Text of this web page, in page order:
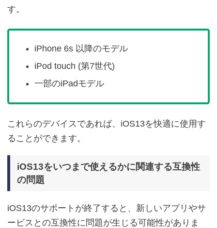
す。
iPhone 6s 以降のモデル
iPod touch (第7世代)
一部のiPadモデル
これらのデバイスであれば、iOS13を快適に使用す
ることができます。
iOS13をいつまで使えるかに関連する互換性
の問題
iOS13のサポートが終了すると、新しいアプリやサ
ービスとの互換性に問題が生じる可能性がありま